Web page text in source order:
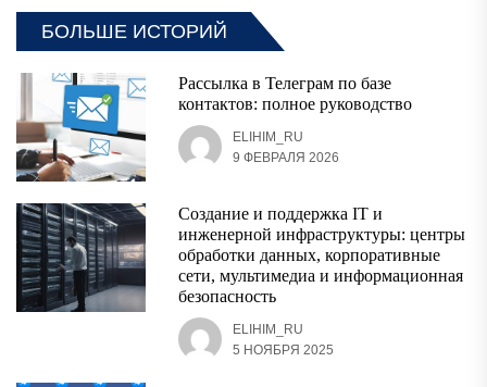
БОЛЬШЕ ИСТОРИЙ
Рассылка в Телеграм по базе
контактов: полное руководство
ELIHIM_RU
9 ФЕВРАЛЯ 2026
Создание и поддержка IT и
инженерной инфраструктуры: центры
обработки данных, корпоративные
сети, мультимедиа и информационная
безопасность
ELIHIM_RU
5 НОЯБРЯ 2025